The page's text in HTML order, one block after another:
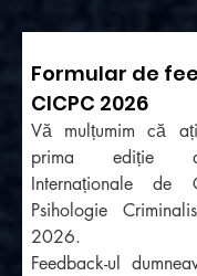
Formular de
CICPC 2026
Vă mulțumim că
prima ediție a
Internaționale de
Psihologie
2026.
Feedback-ul